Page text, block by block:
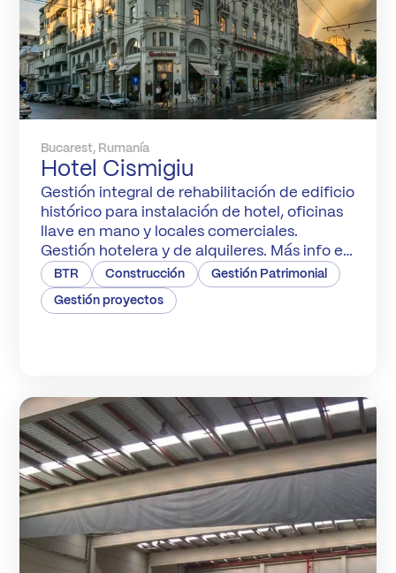
Bucarest, Rumanía
Hotel Cismigiu
Gestión integral de rehabilitación de edificio
histórico para instalación de hotel, oficinas
llave en mano y locales comerciales.
Gestión hotelera y de alquileres. Más info en
hotecismigiu.ro
BTR Construcción Gestión Patrimonial
Gestión proyectos